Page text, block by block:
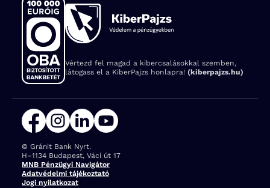
Vértezd fel magad a kibercsalásokkal szemben,
látogass el a KiberPajzs honlapra! (kiberpajzs.hu)
© Gránit Bank Nyrt.
Cím:
H–1134 Budapest, Váci út 17
MNB Pénzügyi Navigátor
Adatvédelmi tájékoztató
Jogi nyilatkozat